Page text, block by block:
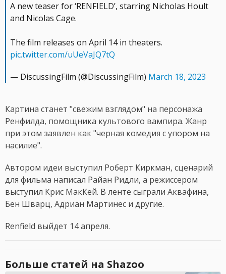
A new teaser for ‘RENFIELD’, starring Nicholas Hoult
and Nicolas Cage.
The film releases on April 14 in theaters.
pic.twitter.com/uUeVaJQ7tQ
— DiscussingFilm (@DiscussingFilm) March 18, 2023
Картина станет "свежим взглядом" на персонажа
Ренфилда, помощника культового вампира. Жанр
при этом заявлен как "черная комедия с упором на
насилие".
Автором идеи выступил Роберт Киркман, сценарий
для фильма написал Райан Ридли, а режиссером
выступил Крис МакКей. В ленте сыграли Аквафина,
Бен Шварц, Адриан Мартинес и другие.
Renfield выйдет 14 апреля.
Больше статей на Shazoo